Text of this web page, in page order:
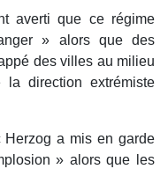
averti que ce régime
» alors que des
des villes au milieu
direction extrémiste
Herzog a mis en garde
» alors que les